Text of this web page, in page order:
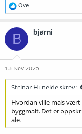
R
e
a
k
s
j
o
e
Ove
B bjørni
13 Nov 2025
Steinar Huneide skrev:
Hvordan ville mais vært
byggmalt. Det er
ale.